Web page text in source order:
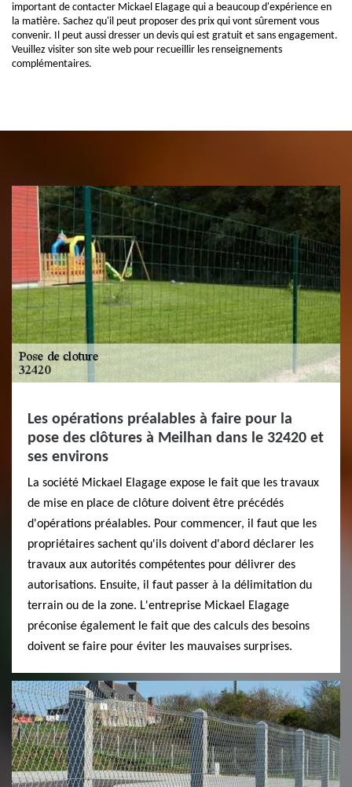
important de contacter Mickael Elagage qui a beaucoup d'expérience en
la matière. Sachez qu'il peut proposer des prix qui vont sûrement vous
convenir. Il peut aussi dresser un devis qui est gratuit et sans engagement.
Veuillez visiter son site web pour recueillir les renseignements
complémentaires.
Les opérations préalables à faire pour la
pose des clôtures à Meilhan dans le 32420 et
ses environs
La société Mickael Elagage expose le fait que les travaux
de mise en place de clôture doivent être précédés
d'opérations préalables. Pour commencer, il faut que les
propriétaires sachent qu'ils doivent d'abord déclarer les
travaux aux autorités compétentes pour délivrer des
autorisations. Ensuite, il faut passer à la délimitation du
terrain ou de la zone. L'entreprise Mickael Elagage
préconise également le fait que des calculs des besoins
doivent se faire pour éviter les mauvaises surprises.